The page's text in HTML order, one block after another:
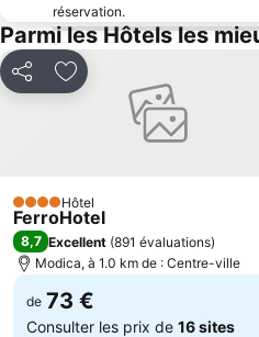
Spiaggia Ognina
Castello Maniace
réservation.
Parmi les Hôtels les
PartagerAjouter à mes favoris
4 ÉtoilesHôtel
FerroHotel
8,7 Excellent (891 évaluations)
Modica, à 1.0 km de : Centre-ville
de 73 €
Consulter les prix de 16 sites